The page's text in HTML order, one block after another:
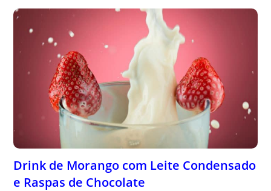
Drink de Morango com Leite Condensado
e Raspas de Chocolate